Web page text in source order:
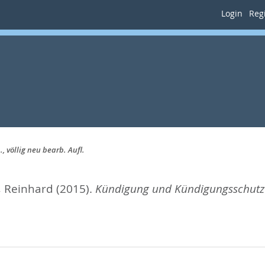
Login
völlig neu bearb. Aufl.
Reinhard (2015). Kündigung und